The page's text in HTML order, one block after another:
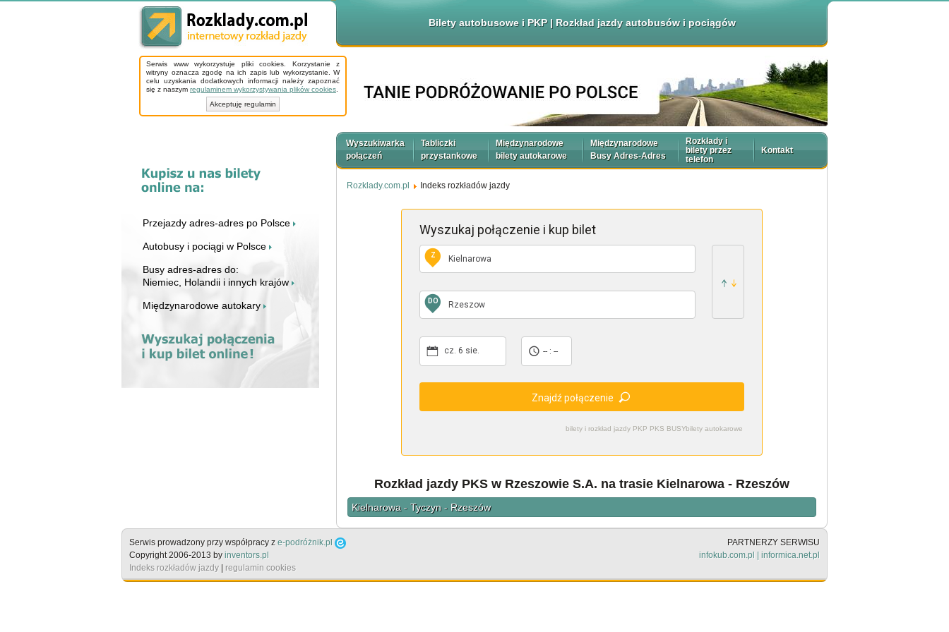
Bilety autobusowe i PKP | Rozkład jazdy autobusów i pociągów
Serwis www wykorzystuje pliki cookies. Korzystanie z
witryny oznacza zgodę na ich zapis lub wykorzystanie. W
celu uzyskania dodatkowych informacji należy zapoznać
się z naszym regulaminem wykorzystywania plików cookies
Akceptuję regulamin
Przejazdy adres-adres po Polsce
Autobusy i pociągi w Polsce
Busy adres-adres do:
Niemiec, Holandii i innych krajów
Międzynarodowe autokary
Wyszukiwarka
połączeń
Tabliczki
przystankowe
Międzynarodowe
bilety autokarowe
Międzynarodowe
Busy Adres-Adres
Rozkłady i
bilety przez
telefon
Kontakt
Rozklady.com.pl Indeks rozkładów jazdy
bilety i rozkład jazdy PKP PKS BUSYbilety autokarowe
Wyszukaj połączenie i kup bilet
Z
DO
cz. 6 sie. -- : --
Znajdź połączenie
Rozkład jazdy PKS w Rzeszowie S.A. na trasie Kielnarowa - Rzeszów
Kielnarowa - Tyczyn - Rzeszów
Serwis prowadzony przy współpracy z e-podróżnik.pl
Copyright 2006-2013 by inventors.pl
Indeks rozkładów jazdy | regulamin cookies
PARTNERZY SERWISU
infokub.com.pl | informica.net.pl